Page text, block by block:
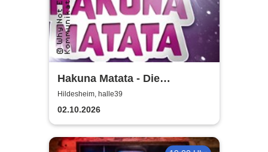
Hakuna Matata - Die
einzigartige große
Kindermusical-Gala
Hildesheim, halle39
02.10.2026